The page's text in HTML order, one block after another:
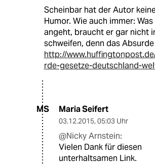
Scheinbar hat der Autor
Humor. Wie auch immer:
angeht, braucht er gar nicht
schweifen, denn das
http://
rde-gesetze-deutschland-
MS Maria Seifert
03.12.2015, 05:03 Uhr
@Nicky Arnstein:
Vielen Dank für diesen
unterhaltsamen Link.